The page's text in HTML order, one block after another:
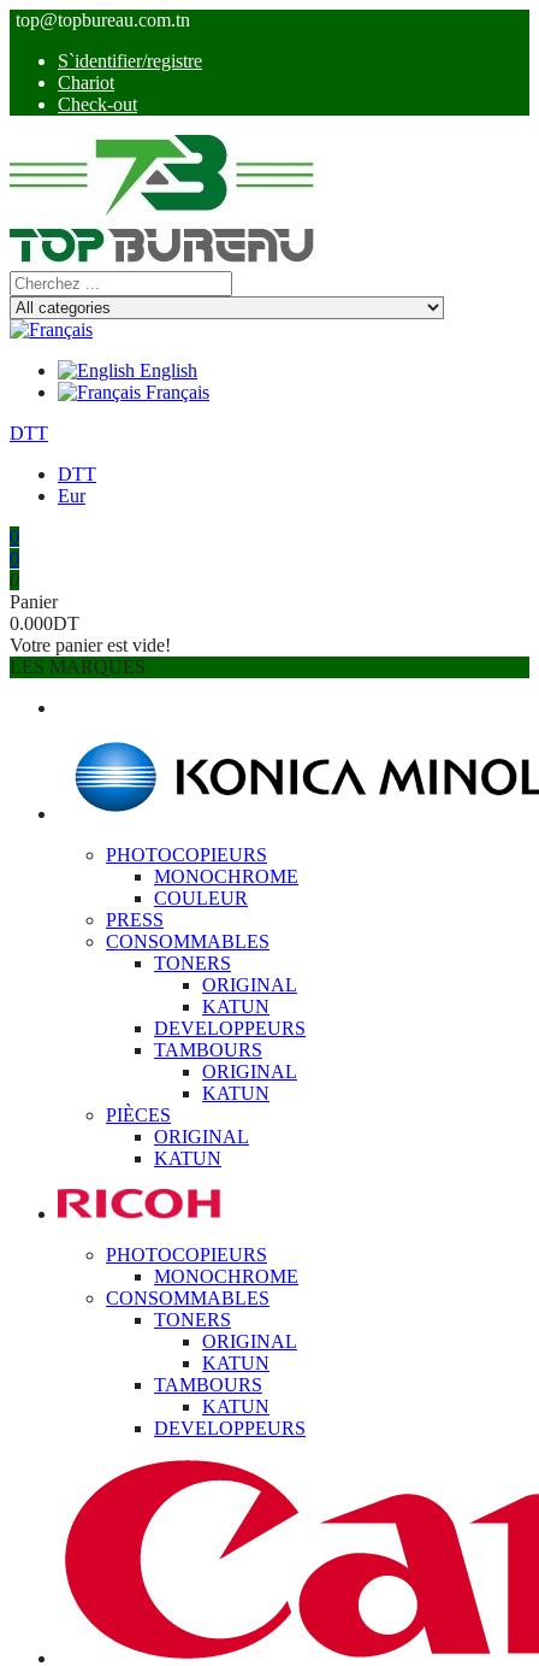
top@topbureau.com.tn
S`identifier/registre
Chariot
Check-out
English
Français
DTT
DTT
Eur
0
0
0
Panier
0.000DT
Votre panier est vide!
LES MARQUES
PHOTOCOPIEURS
MONOCHROME
COULEUR
PRESS
CONSOMMABLES
TONERS
ORIGINAL
KATUN
DEVELOPPEURS
TAMBOURS
ORIGINAL
KATUN
PIÈCES
ORIGINAL
KATUN
PHOTOCOPIEURS
MONOCHROME
CONSOMMABLES
TONERS
ORIGINAL
KATUN
TAMBOURS
KATUN
DEVELOPPEURS